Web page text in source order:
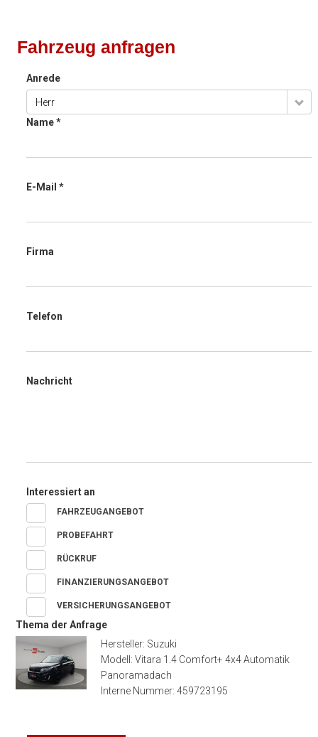
Fahrzeug anfragen
Anrede
Herr
Name *
E-Mail *
Firma
Telefon
Nachricht
Interessiert an
FAHRZEUGANGEBOT
PROBEFAHRT
RÜCKRUF
FINANZIERUNGSANGEBOT
VERSICHERUNGSANGEBOT
Thema der Anfrage
Hersteller: Suzuki
Modell: Vitara 1.4 Comfort+ 4x4 Automatik
Panoramadach
Interne Nummer: 459723195